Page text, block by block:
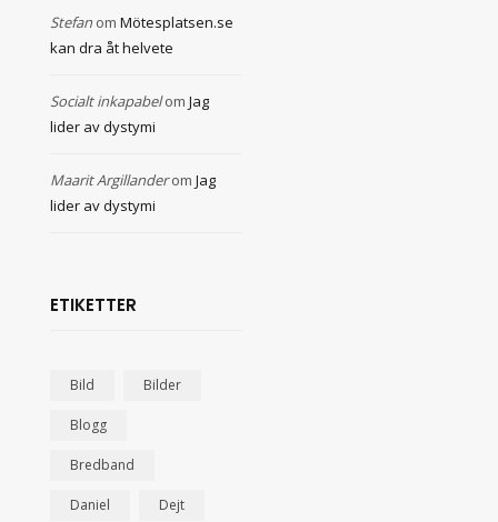
Stefan om Mötesplatsen.se
kan dra åt helvete
Socialt inkapabelom Jag
lider av dystymi
Maarit Argillanderom Jag
lider av dystymi
ETIKETTER
Bild Bilder
Blogg
Bredband
Daniel Dejt